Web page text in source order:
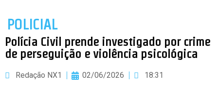
POLICIAL
Polícia Civil prende investigado por crime
de perseguição e violência psicológica
Redação NX1 02/06/2026 18:31